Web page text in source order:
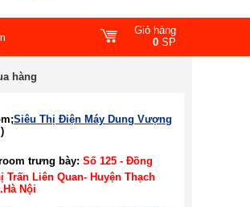
Giỏ hàng
0 SP
hàng
Siêu Thị Điện Máy Dung Vượng
trưng bày: Số 125 - Đồng
Trấn Liên Quan- Huyện Thạch
Nội